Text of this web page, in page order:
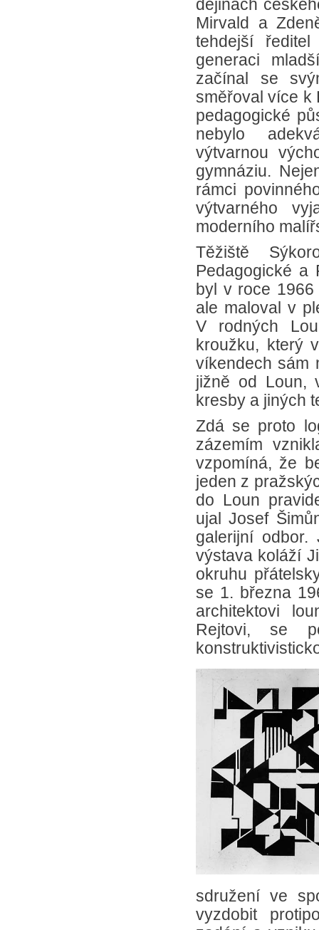
dějinách
Mirvald a
tehdejší
generaci
začínal se
směřoval více k
pedagogické
nebylo
výtvarnou
gymnáziu.
rámci
výtvarného
moderního
Těžiště
Pedagogické a
byl v roce
ale maloval v
V rodných
kroužku, který
víkendech sám
jižně od Loun,
kresby a jiných
Zdá se proto
zázemím
vzpomíná, že
jeden z
do Loun
ujal Josef
galerijní
výstava koláží
okruhu
se 1. března
architektovi
Rejtovi, se
sdružení ve
vyzdobit